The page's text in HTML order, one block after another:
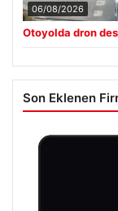
06/08/2026
Otoyolda dron
Son Eklenen